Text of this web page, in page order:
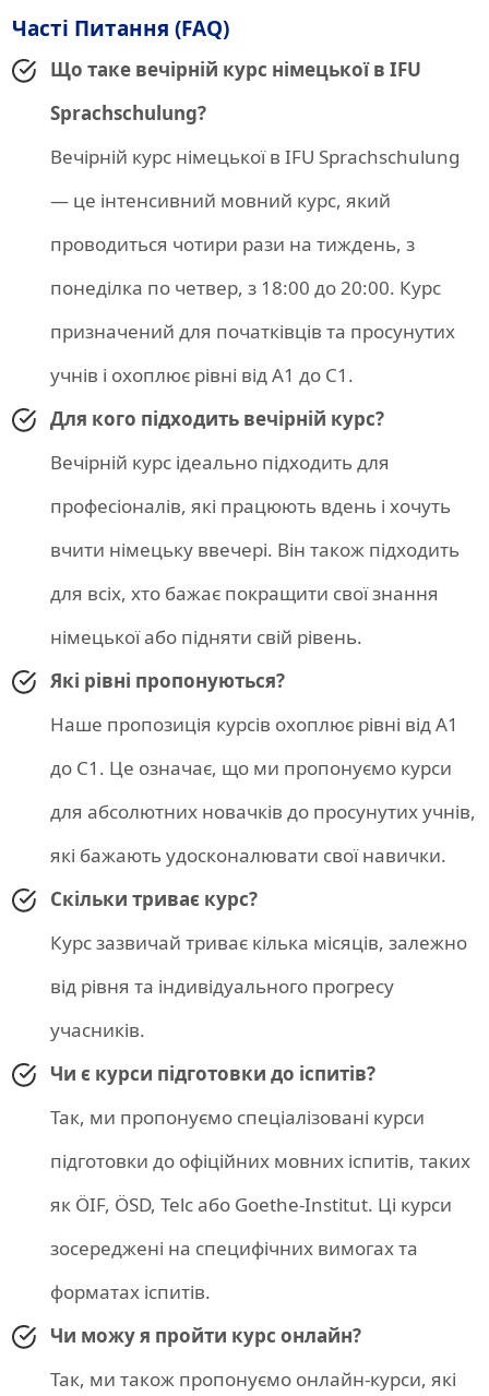
Часті Питання (FAQ)
Що таке вечірній курс німецької в IFU
Sprachschulung?
Вечірній курс німецької в IFU Sprachschulung
— це інтенсивний мовний курс, який
проводиться чотири рази на тиждень, з
понеділка по четвер, з 18:00 до 20:00. Курс
призначений для початківців та просунутих
учнів і охоплює рівні від A1 до C1.
Для кого підходить вечірній курс?
Вечірній курс ідеально підходить для
професіоналів, які працюють вдень і хочуть
вчити німецьку ввечері. Він також підходить
для всіх, хто бажає покращити свої знання
німецької або підняти свій рівень.
Які рівні пропонуються?
Наше пропозиція курсів охоплює рівні від A1
до C1. Це означає, що ми пропонуємо курси
для абсолютних новачків до просунутих учнів,
які бажають удосконалювати свої навички.
Скільки триває курс?
Курс зазвичай триває кілька місяців, залежно
від рівня та індивідуального прогресу
учасників.
Чи є курси підготовки до іспитів?
Так, ми пропонуємо спеціалізовані курси
підготовки до офіційних мовних іспитів, таких
як ÖIF, ÖSD, Telc або Goethe-Institut. Ці курси
зосереджені на специфічних вимогах та
форматах іспитів.
Чи можу я пройти курс онлайн?
Так, ми також пропонуємо онлайн-курси, які